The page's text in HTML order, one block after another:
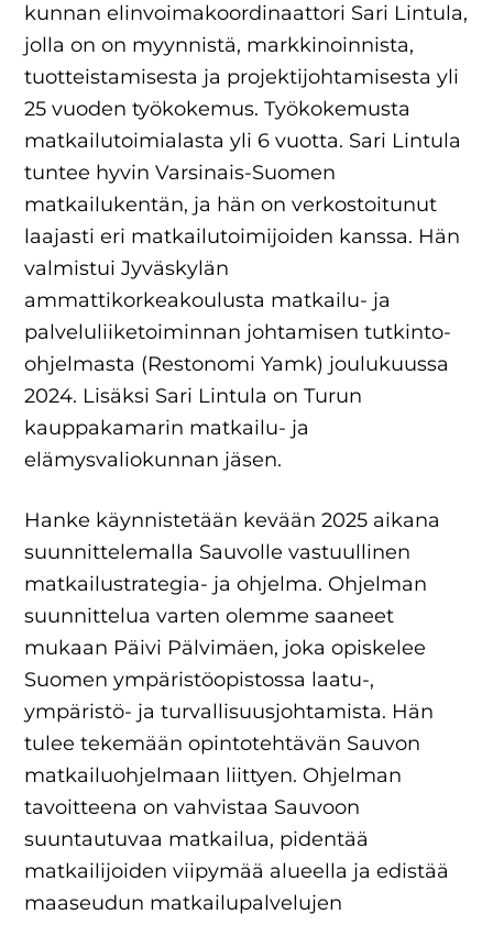
kunnan elinvoimakoordinaattori Sari Lintula,
jolla on on myynnistä, markkinoinnista,
tuotteistamisesta ja projektijohtamisesta yli
25 vuoden työkokemus. Työkokemusta
matkailutoimialasta yli 6 vuotta. Sari Lintula
tuntee hyvin Varsinais-Suomen
matkailukentän, ja hän on verkostoitunut
laajasti eri matkailutoimijoiden kanssa. Hän
valmistui Jyväskylän
ammattikorkeakoulusta matkailu- ja
palveluliiketoiminnan johtamisen tutkinto-
ohjelmasta (Restonomi Yamk) joulukuussa
2024. Lisäksi Sari Lintula on Turun
kauppakamarin matkailu- ja
elämysvaliokunnan jäsen.
Hanke käynnistetään kevään 2025 aikana
suunnittelemalla Sauvolle vastuullinen
matkailustrategia- ja ohjelma. Ohjelman
suunnittelua varten olemme saaneet
mukaan Päivi Pälvimäen, joka opiskelee
Suomen ympäristöopistossa laatu-,
ympäristö- ja turvallisuusjohtamista. Hän
tulee tekemään opintotehtävän Sauvon
matkailuohjelmaan liittyen. Ohjelman
tavoitteena on vahvistaa Sauvoon
suuntautuvaa matkailua, pidentää
matkailijoiden viipymää alueella ja edistää
maaseudun matkailupalvelujen